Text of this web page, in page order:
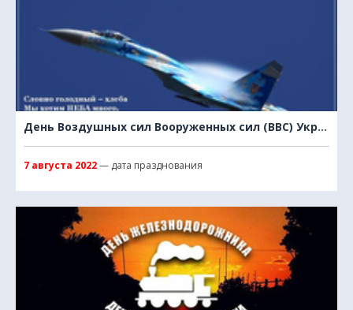
День Воздушных сил Вооруженных сил (ВВС) Украины
7 августа 2022— дата празднования